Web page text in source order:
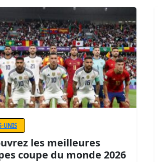
UNIS
les meilleures
coupe du monde 2026